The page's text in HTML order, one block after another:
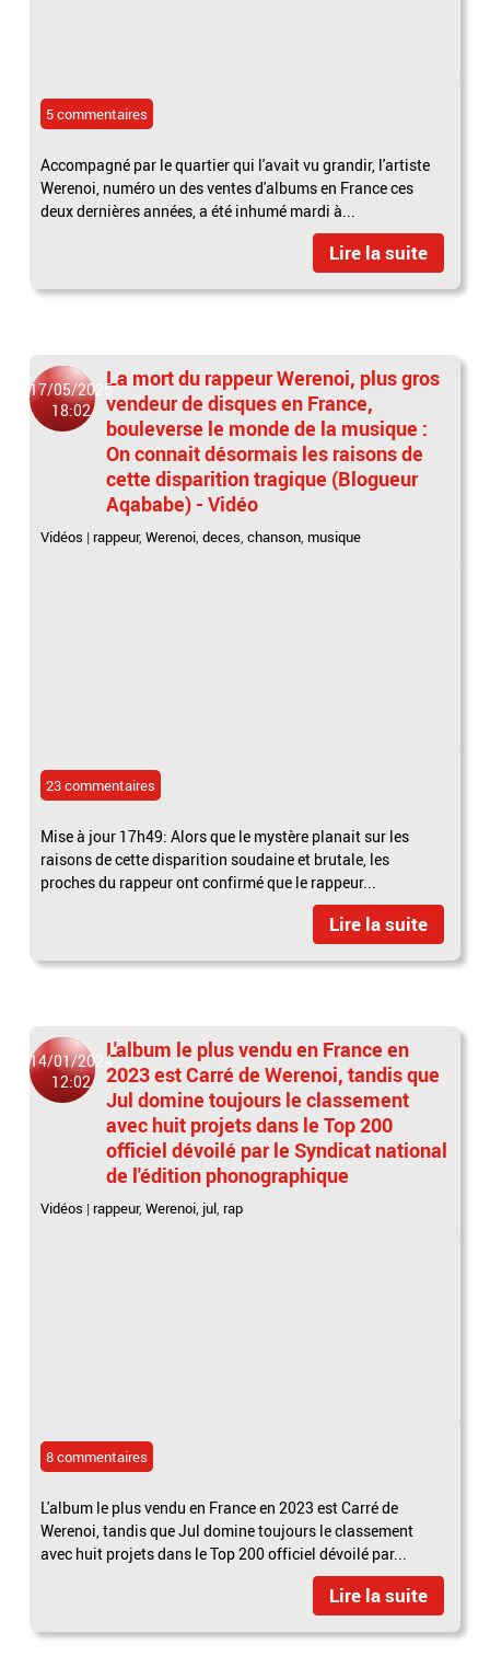
5 commentaires
Accompagné par le quartier qui l'avait vu grandir, l'artiste
Werenoi, numéro un des ventes d'albums en France ces
deux dernières années, a été inhumé mardi à...
Lire la suite
17/05/2025
18:02
La mort du rappeur Werenoi, plus gros
vendeur de disques en France,
bouleverse le monde de la musique :
On connait désormais les raisons de
cette disparition tragique (Blogueur
Aqababe) - Vidéo
Vidéos | rappeur,Werenoi,deces,chanson, musique
23 commentaires
Mise à jour 17h49: Alors que le mystère planait sur les
raisons de cette disparition soudaine et brutale, les
proches du rappeur ont confirmé que le rappeur...
Lire la suite
14/01/2024
12:02
L'album le plus vendu en France en
2023 est Carré de Werenoi, tandis que
Jul domine toujours le classement
avec huit projets dans le Top 200
officiel dévoilé par le Syndicat national
de l'édition phonographique
Vidéos | rappeur,Werenoi, jul, rap
8 commentaires
L'album le plus vendu en France en 2023 est Carré de
Werenoi, tandis que Jul domine toujours le classement
avec huit projets dans le Top 200 officiel dévoilé par...
Lire la suite